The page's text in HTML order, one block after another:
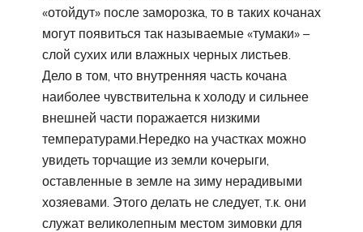
«отойдут» после заморозка, то в таких кочанах
могут появиться так называемые «тумаки» –
слой сухих или влажных черных листьев.
Дело в том, что внутренняя часть кочана
наиболее чувствительна к холоду и сильнее
внешней части поражается низкими
температурами.Нередко на участках можно
увидеть торчащие из земли кочерыги,
оставленные в земле на зиму нерадивыми
хозяевами. Этого делать не следует, т.к. они
служат великолепным местом зимовки для